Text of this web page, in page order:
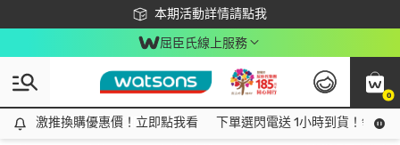
本期活動詳情請點我
下載app最高回饋$350
屈臣氏線上服務
0
激推換購優惠價！立即點我看
激推換購優惠價！立即點我看 下單選閃電送 1小時到貨！領神